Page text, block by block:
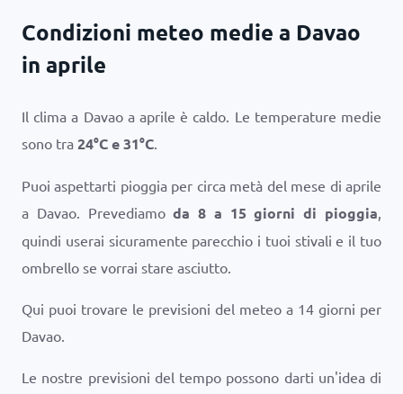
Condizioni meteo medie a Davao
in aprile
Il clima a Davao a aprile è caldo. Le temperature medie
sono tra 24°Ce31°C.
Puoi aspettarti pioggia per circa metà del mese di aprile
a Davao. Prevediamoda 8 a 15 giorni di pioggia,
quindi userai sicuramente parecchio i tuoi stivali e il tuo
ombrello se vorrai stare asciutto.
Qui puoi trovare le previsioni del meteo a 14 giorni per
Davao.
Le nostre previsioni del tempo possono darti un'idea di